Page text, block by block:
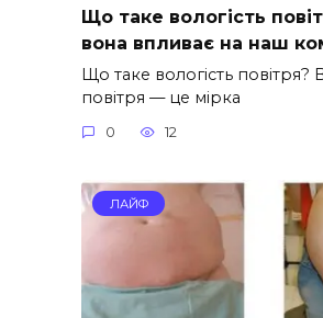
Що таке вологість
вона впливає на наш
Що таке вологість повітря?
повітря — це мірка
0 12
ЛАЙФ